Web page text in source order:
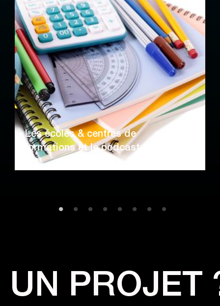
Les écoles & centres de
formations et le podcast
UN PROJET